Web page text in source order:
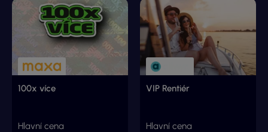
100x více
Hlavní cena
VIP Rentiér
Hlavní cena